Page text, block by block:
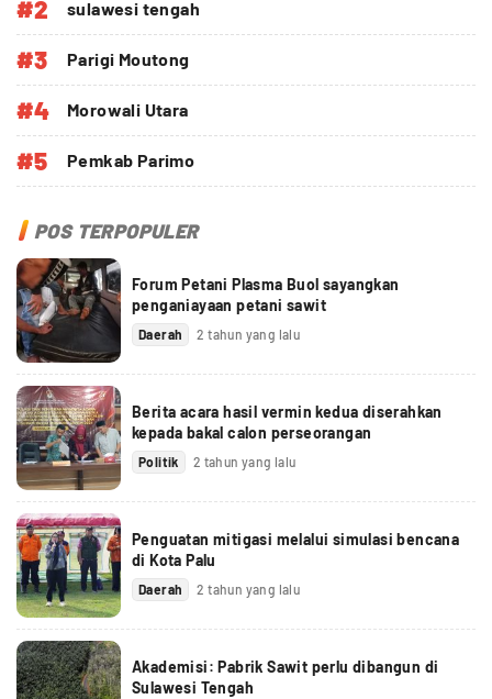
#2 sulawesi tengah
#3 Parigi Moutong
#4 Morowali Utara
#5 Pemkab Parimo
POS TERPOPULER
Forum Petani Plasma Buol sayangkan
penganiayaan petani sawit
Daerah 2 tahun yang lalu
Berita acara hasil vermin kedua diserahkan
kepada bakal calon perseorangan
Politik 2 tahun yang lalu
Penguatan mitigasi melalui simulasi bencana
di Kota Palu
Daerah 2 tahun yang lalu
Akademisi: Pabrik Sawit perlu dibangun di
Sulawesi Tengah